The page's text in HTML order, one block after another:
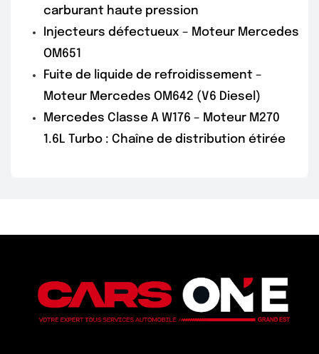
carburant haute pression
Injecteurs défectueux – Moteur Mercedes
OM651
Fuite de liquide de refroidissement –
Moteur Mercedes OM642 (V6 Diesel)
Mercedes Classe A W176 – Moteur M270
1.6L Turbo : Chaîne de distribution étirée